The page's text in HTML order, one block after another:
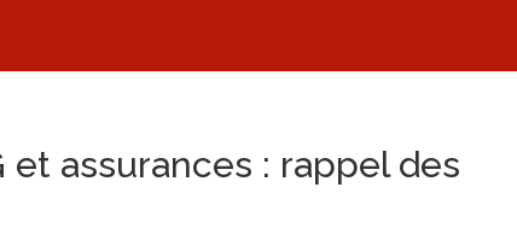
et assurances : rappel des